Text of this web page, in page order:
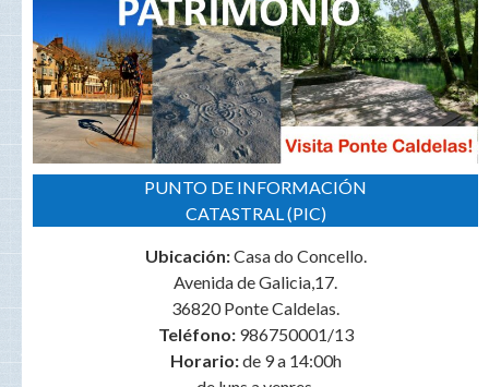
PUNTO DE INFORMACIÓN
CATASTRAL (PIC)
Ubicación:Casa do Concello.
Avenida de Galicia,17.
36820 Ponte Caldelas.
Teléfono:986750001/13
Horario:de 9 a 14:00h